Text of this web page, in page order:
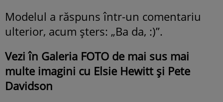
Modelul a răspuns într-un comentariu
ulterior, acum șters: „Ba da, :)”.
Vezi în Galeria FOTO de mai sus mai
multe imagini cu Elsie Hewitt și Pete
Davidson